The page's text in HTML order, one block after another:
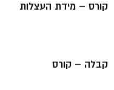
קורס – מידת העצלות
קבלה – קורס